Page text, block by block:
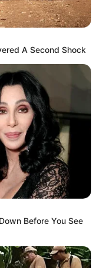
Graal-Müritz
Wetter und zu
bietet
um
Gastronomie.
Eine über 1.000 m²
bietet zahlreiche
Innen- und
Sprudelliegen,
und vieles
- Ein Bade-,
Ostseebad Sellin
Wasserrutsche und
A Second Shock
Before You See